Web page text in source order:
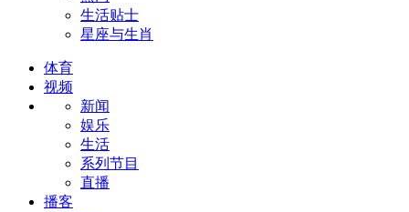
生活贴士
星座与生肖
体育
视频
新闻
娱乐
生活
系列节目
直播
播客